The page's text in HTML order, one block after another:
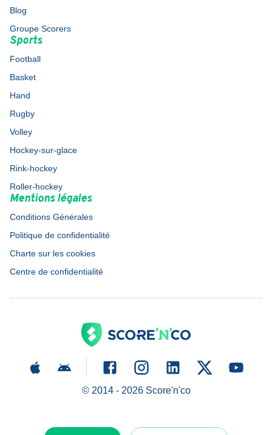
Blog
Groupe Scorers
Sports
Football
Basket
Hand
Rugby
Volley
Hockey-sur-glace
Rink-hockey
Roller-hockey
Mentions légales
Conditions Générales
Politique de confidentialité
Charte sur les cookies
Centre de confidentialité
© 2014 - 2026Score'n'co